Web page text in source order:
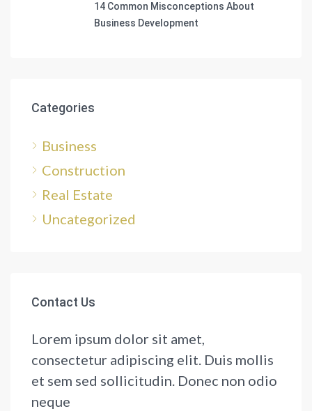
14 Common Misconceptions About
Business Development
Categories
Business
Construction
Real Estate
Uncategorized
Contact Us
Lorem ipsum dolor sit amet,
consectetur adipiscing elit. Duis mollis
et sem sed sollicitudin. Donec non odio
neque